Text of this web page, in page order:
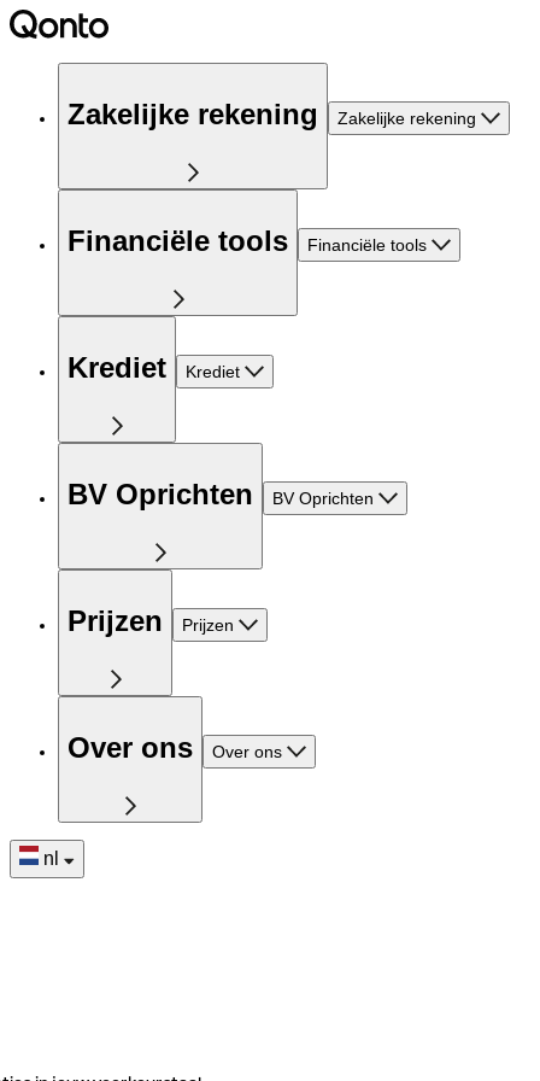
Zakelijke rekening Zakelijke rekening
Financiële tools Financiële tools
Krediet Krediet
BV Oprichten BV Oprichten
Prijzen Prijzen
Over ons Over ons
nl